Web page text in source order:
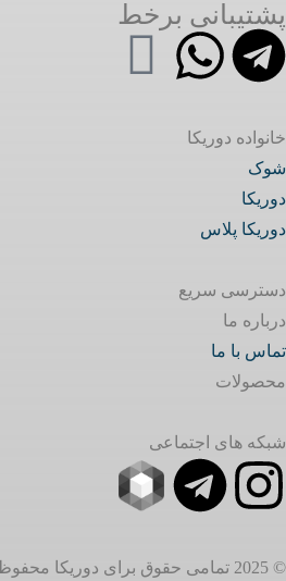
پشتیبانی برخط
خانواده دوریکا
شوک
دوریکا
دوریکا پلاس
دسترسی سریع
درباره ما
تماس با ما
محصولات
شبکه های اجتماعی
© 2025 تمامی حقوق برای دوریکا محفوظ است.